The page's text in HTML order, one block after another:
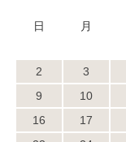
日 月
2
3
9
10
16
17